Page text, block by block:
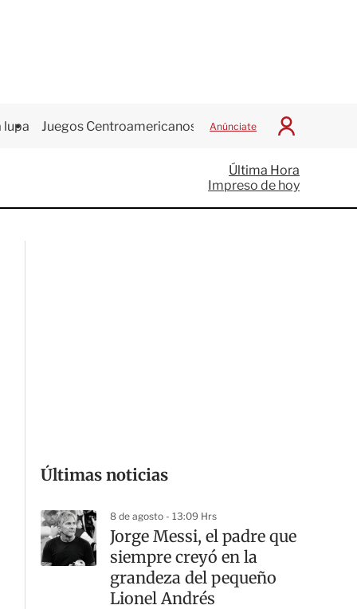
lupa Juegos Centroamericanos Anúnciate
I
c
i
a
Última Hora
Impreso de hoy
Últimas noticias
8 de agosto - 13:09 Hrs
Jorge Messi, el padre que
siempre creyó en la
grandeza del pequeño
Lionel Andrés